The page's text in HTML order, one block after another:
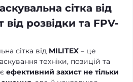
сітка від
від розвідки та FPV-
сітка від MILITEX – це
техніки, позицій та
ефективний захист не тільки